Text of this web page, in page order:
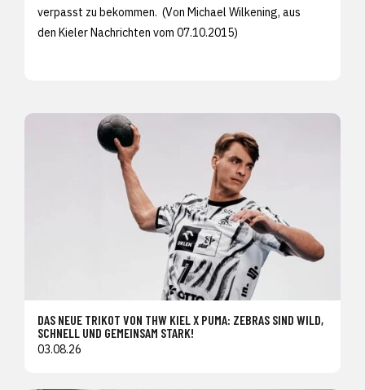
verpasst zu bekommen. (Von Michael Wilkening, aus
den Kieler Nachrichten vom 07.10.2015)
DAS NEUE TRIKOT VON THW KIEL X PUMA: ZEBRAS SIND WILD,
SCHNELL UND GEMEINSAM STARK!
03.08.26